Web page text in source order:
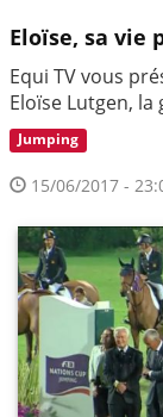
Eloïse, sa vie
Equi TV vous
Eloïse Lutgen, la
Jumping
15/06/2017 -